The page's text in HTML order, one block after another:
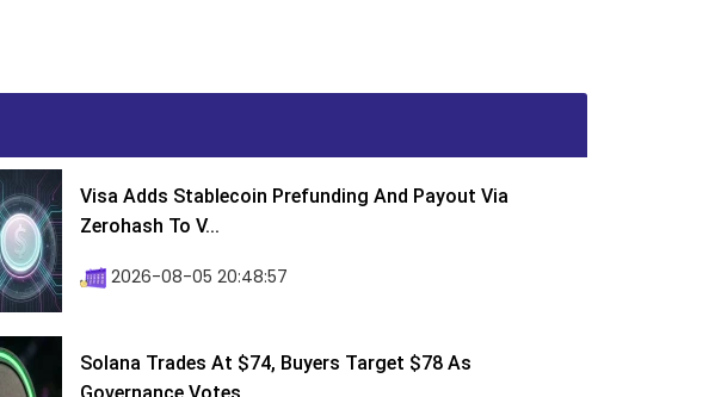
Visa Adds Stablecoin Prefunding And Payout Via
Zerohash To V...
2026-08-05 20:48:57
Solana Trades At $74, Buyers Target $78 As